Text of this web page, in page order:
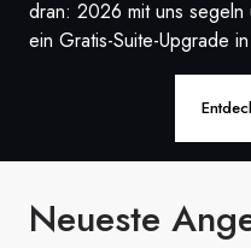
Deutschland
Frankreich
Schweden
dran: 2026 mit uns
ein Gratis-Suite-Upgrade
Neueste